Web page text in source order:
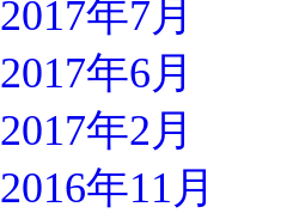
2017年7月
2017年6月
2017年2月
2016年11月